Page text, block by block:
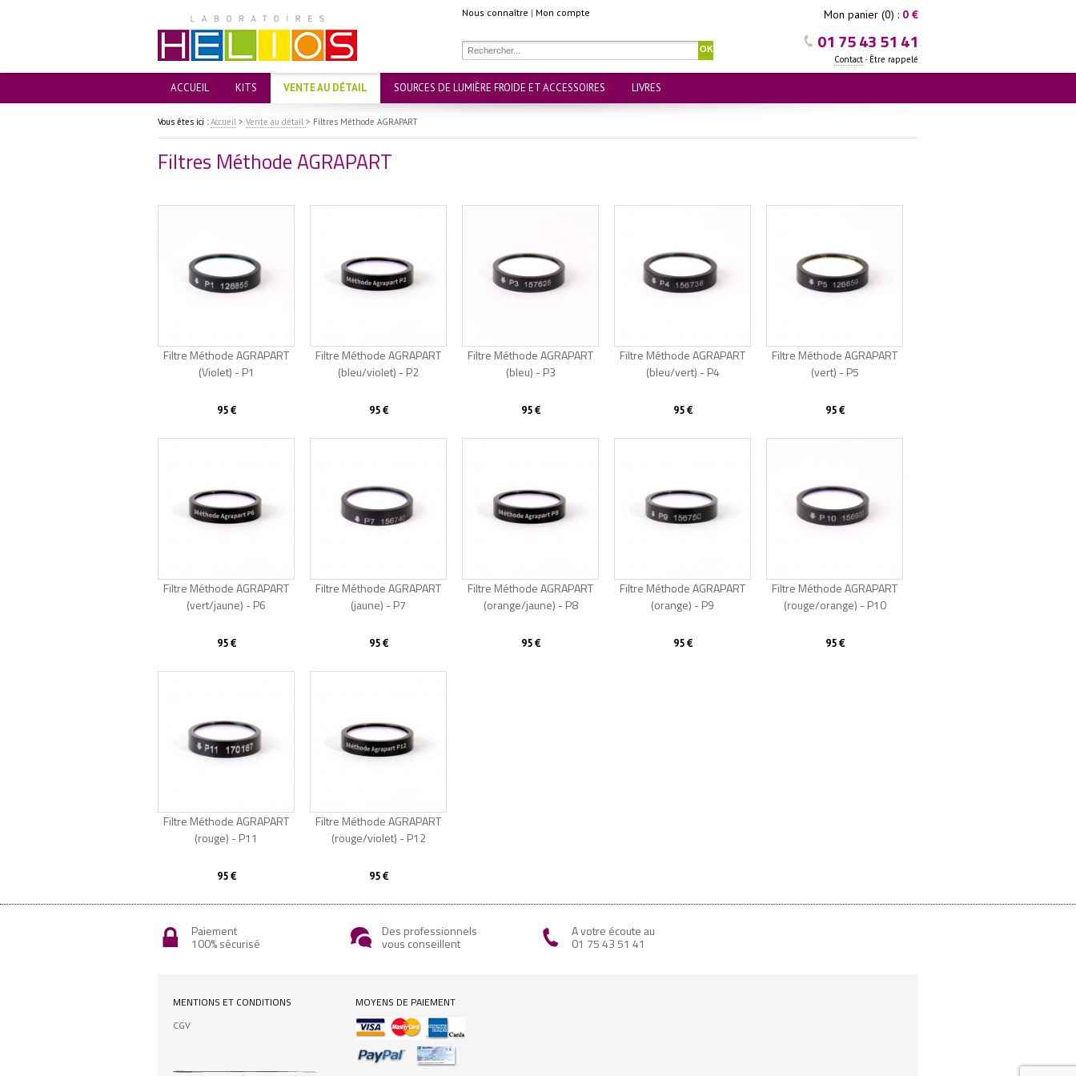
Nous connaître | Mon compte Mon panier (0) : 0 €
01 75 43 51 41
Contact- Être rappelé
OK
ACCUEIL KITS VENTE AU DÉTAIL SOURCES DE LUMIÈRE FROIDE ET ACCESSOIRES LIVRES
Vous êtes ici :Accueil > Vente au détail > Filtres Méthode AGRAPART
Filtres Méthode AGRAPART
Filtre Méthode AGRAPART
(Violet) - P1
95 €
Filtre Méthode AGRAPART
(bleu/violet) - P2
95 €
Filtre Méthode AGRAPART
(bleu) - P3
95 €
Épuisé
Filtre Méthode AGRAPART
(bleu/vert) - P4
95 €
Filtre Méthode AGRAPART
(vert) - P5
95 €
Filtre Méthode AGRAPART
(vert/jaune) - P6
95 €
Filtre Méthode AGRAPART
(jaune) - P7
95 €
Filtre Méthode AGRAPART
(orange/jaune) - P8
95 €
Filtre Méthode AGRAPART
(orange) - P9
95 €
Filtre Méthode AGRAPART
(rouge/orange) - P10
95 €
Filtre Méthode AGRAPART
(rouge) - P11
95 €
Filtre Méthode AGRAPART
(rouge/violet) - P12
95 €
Paiement
100% sécurisé
Des professionnels
vous conseillent
A votre écoute au
01 75 43 51 41
MENTIONS ET CONDITIONS
CGV
MOYENS DE PAIEMENT